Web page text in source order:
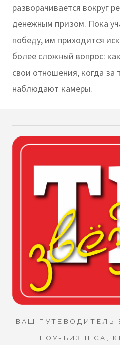
разворачивается вокруг
денежным призом. Пока
победу, им приходится
более сложный вопрос:
свои отношения, когда за
наблюдают камеры.
ВАШ ПУТЕВОДИТЕЛЬ
ШОУ-БИЗНЕСА,